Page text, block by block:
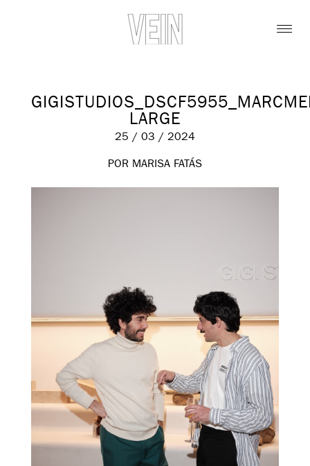
LARGE
25 / 03 / 2024
POR MARISA FATÁS